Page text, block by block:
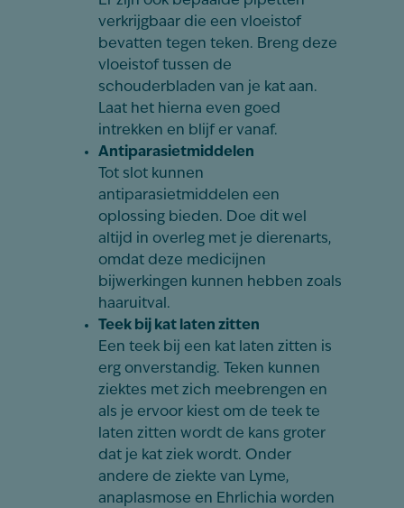
verkrijgbaar die een vloeistof
bevatten tegen teken. Breng deze
vloeistof tussen de
schouderbladen van je kat aan.
Laat het hierna even goed
intrekken en blijf er vanaf.
Antiparasietmiddelen
Tot slot kunnen
antiparasietmiddelen een
oplossing bieden. Doe dit wel
altijd in overleg met je dierenarts,
omdat deze medicijnen
bijwerkingen kunnen hebben zoals
haaruitval.
Teek bij kat laten zitten
Een teek bij een kat laten zitten is
erg onverstandig. Teken kunnen
ziektes met zich meebrengen en
als je ervoor kiest om de teek te
laten zitten wordt de kans groter
dat je kat ziek wordt. Onder
andere de ziekte van Lyme,
anaplasmose en Ehrlichia worden